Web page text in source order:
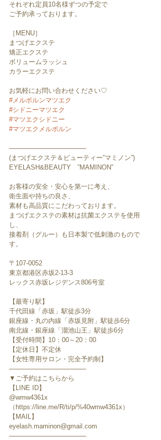
それぞれ定員10名様ずつの予定で
ご予約承っております。
［MENU］
まつげエクステ
矯正エクステ
ボリュームラッシュ
カラーエクステ
お気軽にお問い合わせください♡
#メルボルンマツエク
#シドニーマツエク
#マツエクシドニー
#マツエクメルボルン
─────────────────
(まつげエクステ＆ビューティー”マミノン”)
EYELASH&BEAUTY　”MAMINON”
お客様の安全・安心を第一に考え、
衛生面や持ちの良さ、
素材も高品質にこだわっております。
まつげエクステの素材は抗菌エクステを使用
し、
接着剤（グルー）も日本製で低刺激のもので
す。
〒107-0052
東京都港区赤坂2-13-3
レックス赤坂レジデンス806号室
【最寄り駅】
千代田線「赤坂」駅徒歩3分
銀座線・丸の内線「赤坂見附」駅徒歩6分
南北線・銀座線「溜池山王」駅徒歩6分
【受付時間】10：00～20：00
【定休日】不定休
【女性専用サロン・完全予約制】
─────────────────
▼ご予約はこちらから
【LINE ID】
@wmw4361x
（https://line.me/R/ti/p/%40wmw4361x）
【MAIL】
eyelash.maminon@gmail.com
─────────────────